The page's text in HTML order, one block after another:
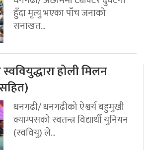
हुँदा मृत्यु भएका पाँच जनाको
सनाखत...
होली मिलन
धनगढी/ धनगढीको ऐश्वर्य बहुमुखी
क्याम्पसको स्वतन्त्र विद्यार्थी युनियन
(स्ववियु) ले...